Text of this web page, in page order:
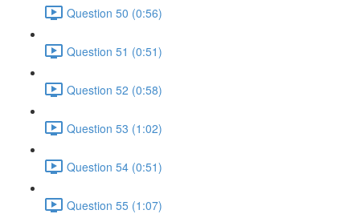
Question 50 (0:56)
Question 51 (0:51)
Question 52 (0:58)
Question 53 (1:02)
Question 54 (0:51)
Question 55 (1:07)